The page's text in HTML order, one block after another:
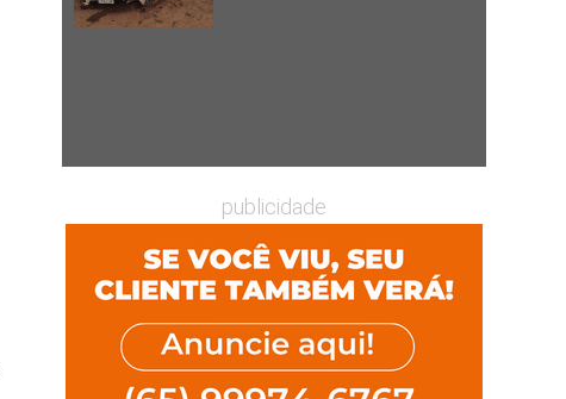
publicidade